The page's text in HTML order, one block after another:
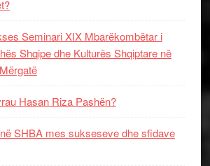
Seminari XIX Mbarëkombëtar i
Shqipe dhe Kulturës Shqiptare në
Hasan Riza Pashën?
SHBA mes sukseseve dhe sfidave